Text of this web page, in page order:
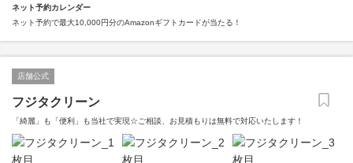
ネット予約カレンダー
ネット予約で最大10,000円分のAmazonギフトカードが当たる！
店舗公式
フジタクリーン
「綺麗」も「便利」も当社で実現☆ご相談、お見積もりは無料で対応いたします！